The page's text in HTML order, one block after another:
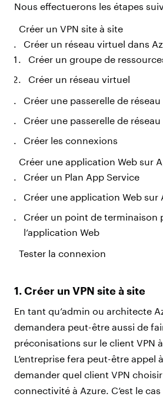
Nous effectuerons les étapes
Créer un VPN site à site
Créer un réseau virtuel dans
Créer un groupe de
Créer un réseau virtuel
Créer une passerelle de
Créer une passerelle de
Créer les connexions
Créer une application Web sur
Créer un Plan App Service
Créer une application Web sur
Créer un point de terminaison
l’application Web
Tester la connexion
1. Créer un VPN site à site
En tant qu’admin ou architecte
demandera peut-être aussi de
préconisations sur le client VPN
L’entreprise fera peut-être appel
demander quel client VPN
connectivité à Azure. C’est le